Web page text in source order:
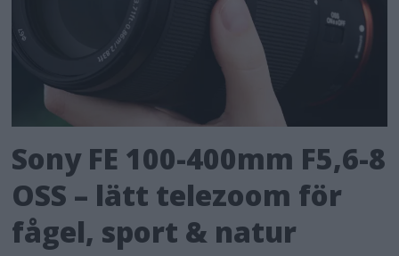
Sony FE 100-400mm F5,6-8
OSS – lätt telezoom för
fågel, sport & natur